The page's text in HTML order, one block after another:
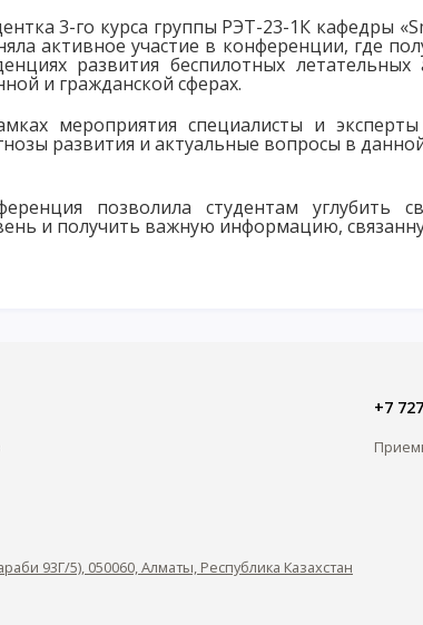
3-го курса группы РЭТ-23-1К кафедры
активное участие в конференции, где
развития беспилотных
и гражданской сферах.
мероприятия специалисты и
развития и актуальные вопросы в
позволила студентам углубить
и получить важную информацию,
+7
93Г/5), 050060, Алматы, Республика Казахстан